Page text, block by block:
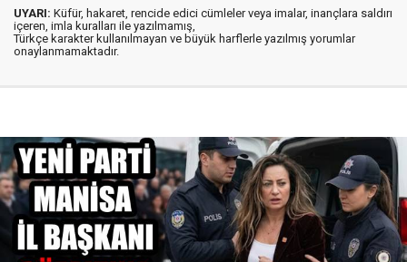
UYARI: Küfür, hakaret, rencide edici cümleler veya imalar, inançlara saldırı
içeren, imla kuralları ile yazılmamış,
Türkçe karakter kullanılmayan ve büyük harflerle yazılmış yorumlar
onaylanmamaktadır.